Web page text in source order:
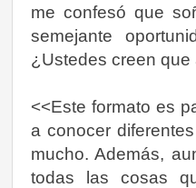
me confesó que
semejante
¿Ustedes creen que
<<Este formato es
a conocer
mucho. Además,
todas las cosas